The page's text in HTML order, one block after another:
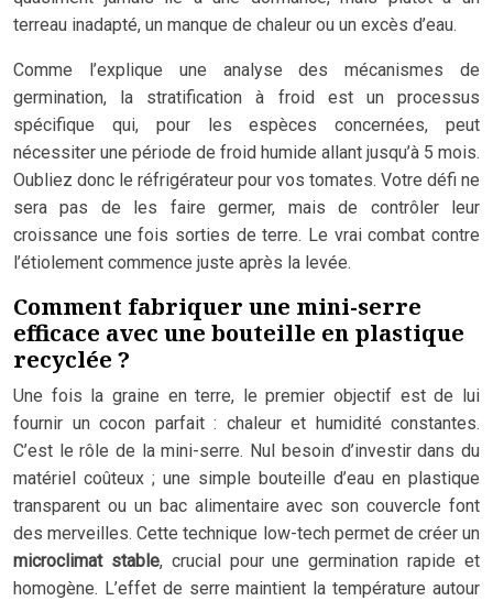
terreau inadapté, un manque de chaleur ou un excès d’eau.
Comme l’explique une analyse des mécanismes de
germination, la stratification à froid est un processus
spécifique qui, pour les espèces concernées, peut
nécessiter une période de froid humide allant jusqu’à 5 mois.
Oubliez donc le réfrigérateur pour vos tomates. Votre défi ne
sera pas de les faire germer, mais de contrôler leur
croissance une fois sorties de terre. Le vrai combat contre
l’étiolement commence juste après la levée.
Comment fabriquer une mini-serre
efficace avec une bouteille en plastique
recyclée ?
Une fois la graine en terre, le premier objectif est de lui
fournir un cocon parfait : chaleur et humidité constantes.
C’est le rôle de la mini-serre. Nul besoin d’investir dans du
matériel coûteux ; une simple bouteille d’eau en plastique
transparent ou un bac alimentaire avec son couvercle font
des merveilles. Cette technique low-tech permet de créer un
microclimat stable, crucial pour une germination rapide et
homogène. L’effet de serre maintient la température autour